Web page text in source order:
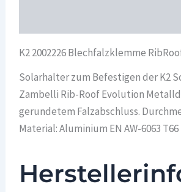
K2 2002226 Blechfalzklemme
Solarhalter zum Befestigen der K2
Zambelli Rib-Roof Evolution
gerundetem Falzabschluss.
Material: Aluminium EN AW-6063 T66